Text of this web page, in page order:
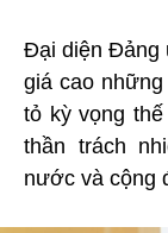
Đại diện Đảng
giá cao
tỏ kỳ vọng
thần trách
nước và cộng